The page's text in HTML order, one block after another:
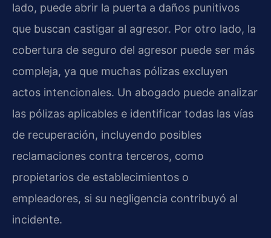
lado, puede abrir la puerta a daños punitivos
que buscan castigar al agresor. Por otro lado, la
cobertura de seguro del agresor puede ser más
compleja, ya que muchas pólizas excluyen
actos intencionales. Un abogado puede analizar
las pólizas aplicables e identificar todas las vías
de recuperación, incluyendo posibles
reclamaciones contra terceros, como
propietarios de establecimientos o
empleadores, si su negligencia contribuyó al
incidente.